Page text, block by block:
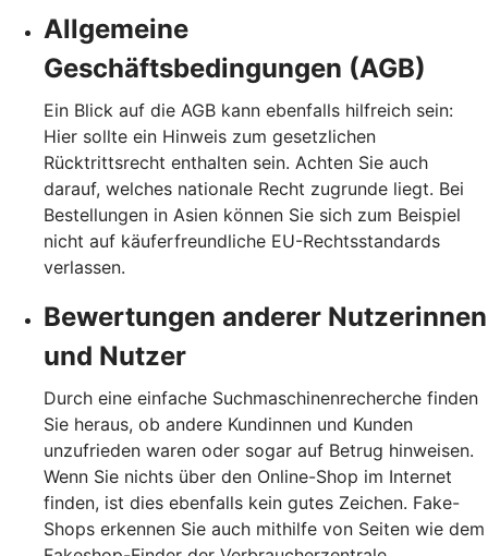
Allgemeine
Geschäftsbedingungen (AGB)
Ein Blick auf die AGB kann ebenfalls hilfreich sein:
Hier sollte ein Hinweis zum gesetzlichen
Rücktrittsrecht enthalten sein. Achten Sie auch
darauf, welches nationale Recht zugrunde liegt. Bei
Bestellungen in Asien können Sie sich zum Beispiel
nicht auf käuferfreundliche EU-Rechtsstandards
verlassen.
Bewertungen anderer Nutzerinnen
und Nutzer
Durch eine einfache Suchmaschinenrecherche finden
Sie heraus, ob andere Kundinnen und Kunden
unzufrieden waren oder sogar auf Betrug hinweisen.
Wenn Sie nichts über den Online-Shop im Internet
finden, ist dies ebenfalls kein gutes Zeichen. Fake-
Shops erkennen Sie auch mithilfe von Seiten wie dem